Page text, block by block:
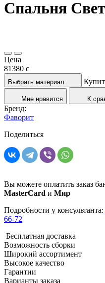
Спальня
Цена
81380 c
Выбрать материал
Мне нравится К
Бренд:
Фаворит
Поделиться
Вы можете оплатить заказ
MasterCard и Мир
Подробности у консультанта:
66-72
Бесплатная доставка
Возможность сборки
Широкий ассортимент
Высокое качество
Гарантии
Варианты заказа